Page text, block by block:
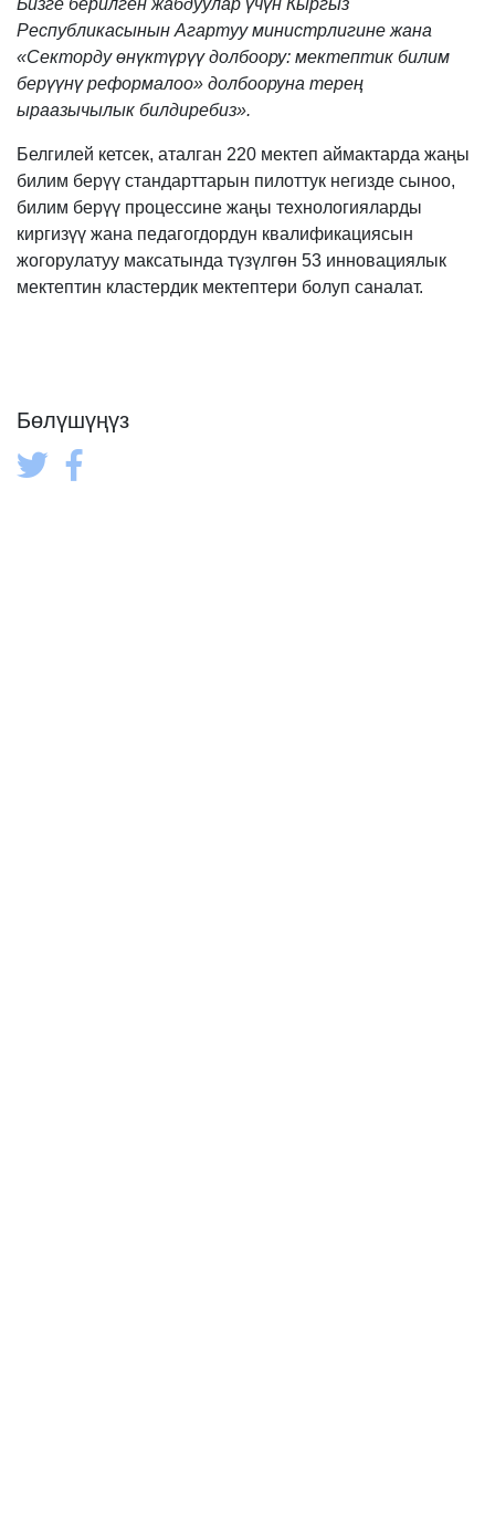
Республикасынын Агартуу министрлигине жана
«Секторду өнүктүрүү долбоору: мектептик билим
берүүнү реформалоо» долбооруна терең
ыраазычылык билдиребиз».
Белгилей кетсек, аталган 220 мектеп аймактарда жаңы
билим берүү стандарттарын пилоттук негизде сыноо,
билим берүү процессине жаңы технологияларды
киргизүү жана педагогдордун квалификациясын
жогорулатуу максатында түзүлгөн 53 инновациялык
мектептин кластердик мектептери болуп саналат.
Бөлүшүңүз